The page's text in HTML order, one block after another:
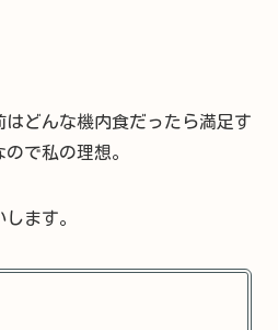
はどんな機内食だったら満足す
で私の理想。
ます。